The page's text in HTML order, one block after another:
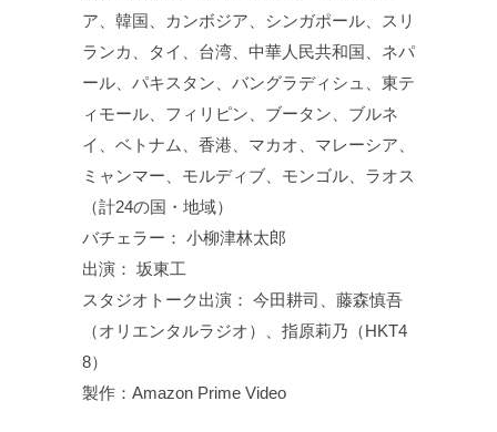
ア、韓国、カンボジア、シンガポール、スリ
ランカ、タイ、台湾、中華人民共和国、ネパ
ール、パキスタン、バングラディシュ、東テ
ィモール、フィリピン、ブータン、ブルネ
イ、ベトナム、香港、マカオ、マレーシア、
ミャンマー、モルディブ、モンゴル、ラオス
（計24の国・地域）
バチェラー： 小柳津林太郎
出演： 坂東工
スタジオトーク出演： 今田耕司、藤森慎吾
（オリエンタルラジオ）、指原莉乃（HKT4
8）
製作：Amazon Prime Video